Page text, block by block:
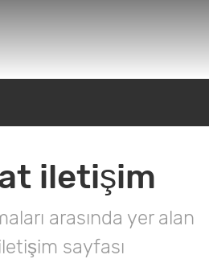
iletişim
arasında yer alan
sayfası